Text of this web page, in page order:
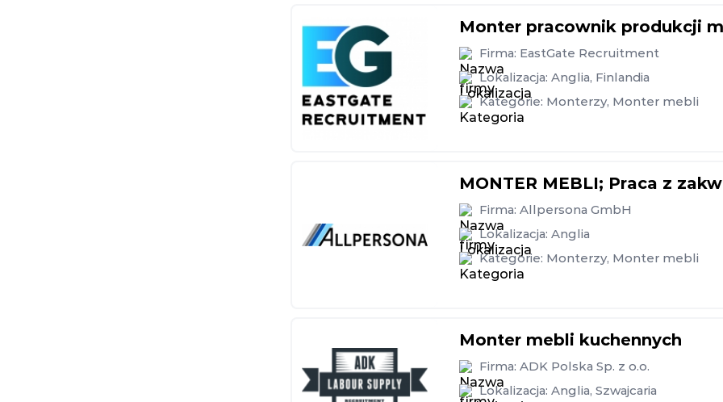
Monter pracownik produkcji
Firma: EastGate Recruitment
Lokalizacja: Anglia, Finlandia
Kategorie: Monterzy, Monter mebli
MONTER MEBLI; Praca z
Firma: Allpersona GmbH
Lokalizacja: Anglia
Kategorie: Monterzy, Monter mebli
Monter mebli kuchennych
Firma: ADK Polska Sp. z o.o.
Lokalizacja: Anglia, Szwajcaria